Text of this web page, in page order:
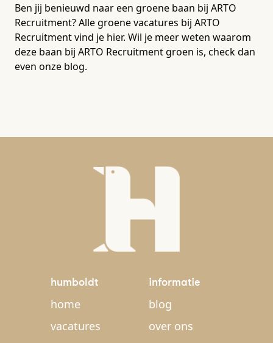
Ben jij benieuwd naar een groene baan bij ARTO
Recruitment? Alle groene vacatures bij ARTO
Recruitment vind je hier. Wil je meer weten waarom
deze baan bij ARTO Recruitment groen is, check dan
even onze blog.
humboldt
home
vacatures
informatie
blog
over ons